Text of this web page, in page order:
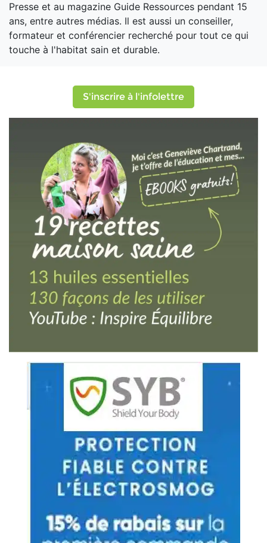
Presse et au magazine Guide Ressources pendant 15
ans, entre autres médias. Il est aussi un conseiller,
formateur et conférencier recherché pour tout ce qui
touche à l'habitat sain et durable.
S'inscrire à l'infolettre